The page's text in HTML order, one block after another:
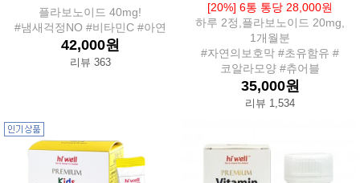
플라보노이드 40mg!
#냄새걱정NO #비타민C #아연
42,000원
리뷰 363
[20%] 6통 통당 28,000원
하루 2정,플라보노이드 20mg,
1개월분
#자연의보호막 #초유함유 #
코알라모양 #츄어블
35,000원
리뷰 1,534